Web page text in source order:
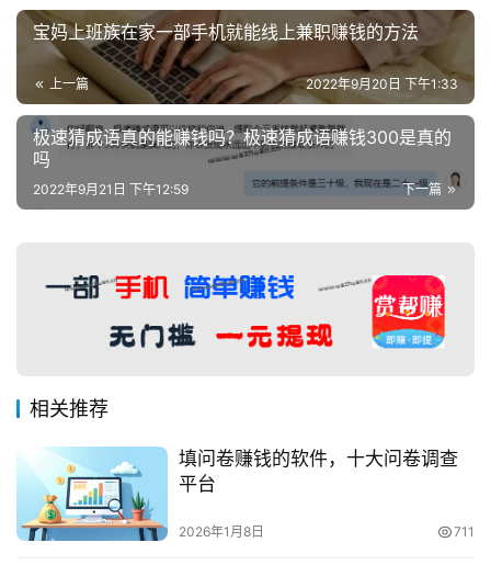
宝妈上班族在家一部手机就能线上兼职赚钱的方法
上一篇 2022年9月20日 下午1:33
极速猜成语真的能赚钱吗？极速猜成语赚钱300是真的
吗
下一篇
2022年9月21日 下午12:59
相关推荐
填问卷赚钱的软件，十大问卷调查
平台
2026年1月8日 711